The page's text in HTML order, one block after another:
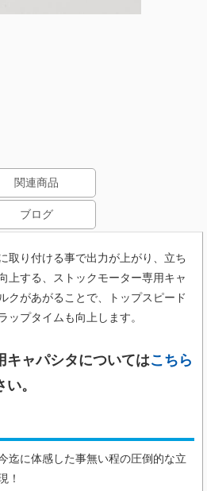
関連商品
ブログ
取り付ける事で出力が上がり、立ち
上する、ストックモーター専用キャ
クがあがることで、トップスピード
ップタイムも向上します。
キャパシタについてはこちら
。
迄に体感した事無い程の圧倒的な立
！